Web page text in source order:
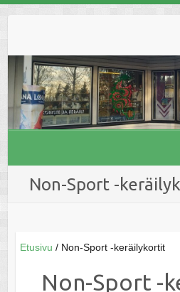
Non-Sport -
Etusivu / Non-Sport -keräilykortit
Non-Sport -